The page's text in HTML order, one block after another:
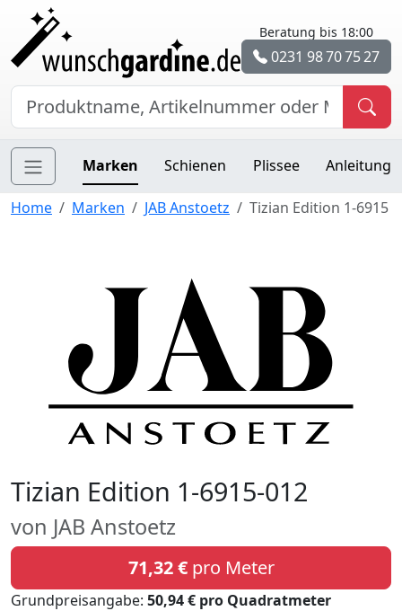
Beratung bis 18:00
0231 98 70 75 27
Marken Schienen Plissee Anleitung
Home Marken JAB Anstoetz Tizian Edition 1-6915
Tizian Edition 1-6915-012
von JAB Anstoetz
71,32 €pro Meter
Grundpreisangabe: 50,94 € pro Quadratmeter